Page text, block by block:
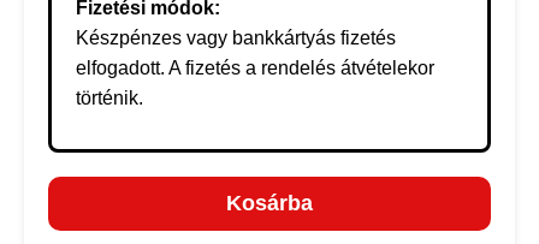
Fizetési módok:
Készpénzes vagy bankkártyás fizetés
elfogadott. A fizetés a rendelés átvételekor
történik.
Kosárba